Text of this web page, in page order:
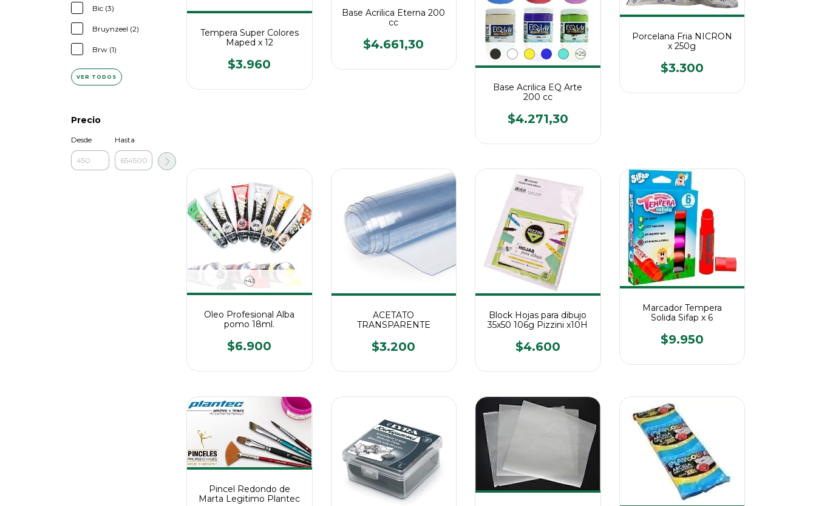
Bic (3)
Bruynzeel (2)
Brw (1)
VER TODOS
Precio
Desde Hasta
Tempera Super Colores
Maped x 12
$3.960
Base Acrilica Eterna 200
cc
$4.661,30
+25
Base Acrilica EQ Arte
200 cc
$4.271,30
Porcelana Fria NICRON
x 250g
$3.300
+43
Oleo Profesional Alba
pomo 18ml.
$6.900
ACETATO
TRANSPARENTE
$3.200
Block Hojas para dibujo
35x50 106g Pizzini x10H
$4.600
Marcador Tempera
Solida Sifap x 6
$9.950
Pincel Redondo de
Marta Legitimo Plantec